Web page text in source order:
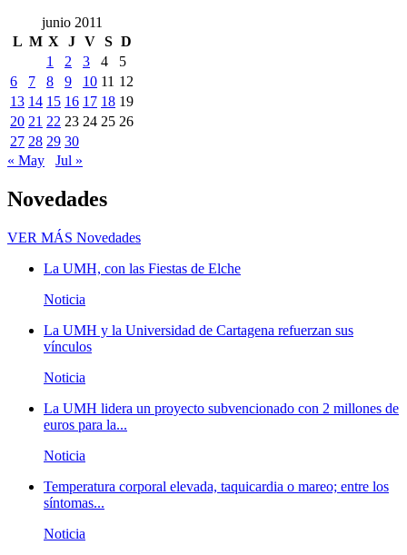
junio 2011
L M X J V S D
1
2 3 4
5
6
7 8 9 10 11 12
13 14 15 16 17 18 19
20 21 22 23 24 25 26
27 28 29 30
« May
Jul »
Novedades
VER MÁS Novedades
La UMH, con las Fiestas de Elche
Noticia
La UMH y la Universidad de Cartagena refuerzan sus
vínculos
Noticia
La UMH lidera un proyecto subvencionado con 2 millones de
euros para la...
Noticia
Temperatura corporal elevada, taquicardia o mareo; entre los
síntomas...
Noticia